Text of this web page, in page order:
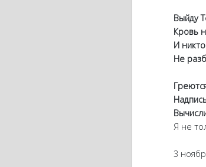
Выйду
Кровь на
И никто
Не
Греются
Надпись
Я не
3 ноября